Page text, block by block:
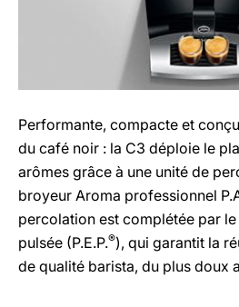
Performante, compacte et
du café noir : la C3 déploie le
arômes grâce à une unité de
broyeur Aroma professionnel
percolation est complétée par
pulsée (P.E.P.®), qui garantit la
de qualité barista, du plus doux